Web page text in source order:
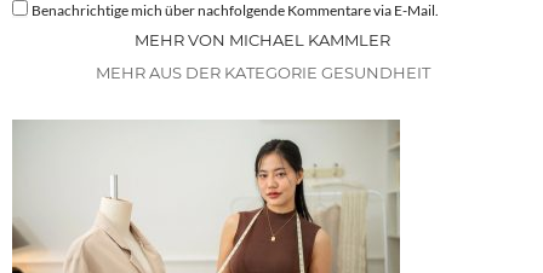
Benachrichtige mich über nachfolgende Kommentare via E-Mail.
MEHR VON MICHAEL KAMMLER
MEHR AUS DER KATEGORIE GESUNDHEIT